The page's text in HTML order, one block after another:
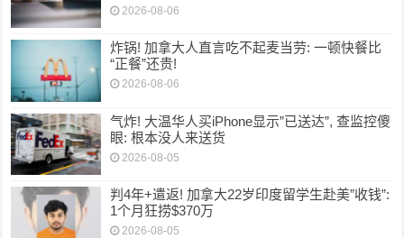
2026-08-06
炸锅! 加拿大人直言吃不起麦当劳: 一顿快餐比
“正餐”还贵!
2026-08-06
气炸! 大温华人买iPhone显示”已送达”, 查监控傻
眼: 根本没人来送货
2026-08-05
判4年+遣返! 加拿大22岁印度留学生赴美”收钱”:
1个月狂捞$370万
2026-08-05